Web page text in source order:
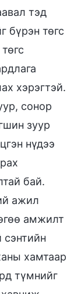
тэд
бүрэн төгс
хэрэгтэй.
сонор
зуур
нүдээ
бай.
ажил
амжилт
сэнтийн
хамтаар
түмнийг